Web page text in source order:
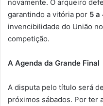
novamente. O arqueiro
garantindo a vitória por 5 a
invencibilidade do União
competição.
A Agenda da Grande Final
A disputa pelo título será
próximos sábados. Por ter